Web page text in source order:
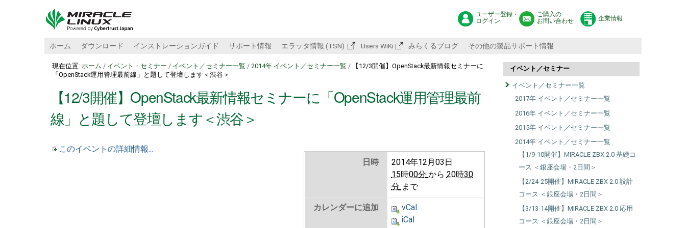
ユーザー登録・
ログイン
ご購入の
お問い合わせ
企業情報
ホーム ダウンロード インストレーションガイド サポート情報 エラッタ情報 (TSN) Users WiKi みらくるブログ その他の製品サポート情報
現在位置: ホーム / イベント・セミナー / イベント／セミナー一覧 / 2014年 イベント／セミナー一覧 /
【12/3開催】OpenStack最新情報セミナーに
「OpenStack運用管理最前線」と題して登壇します＜渋谷＞
【12/3開催】OpenStack最新情報セミナーに「OpenStack運用管理最前
線」と題して登壇します＜渋谷＞
日時
2014年12月03日
15時00分 から 20時30
分 まで
カレンダーに追加
vCal
iCal
このイベントの詳細情報...
イベント／セミナー
イベント／セミナー一覧
2017年 イベント／セミナー一覧
2016年 イベント／セミナー一覧
2015年 イベント／セミナー一覧
2014年 イベント／セミナー一覧
【1/9-10開催】MIRACLE ZBX 2.0 基礎コ
ース ＜銀座会場・2日間＞
【2/24-25開催】MIRACLE ZBX 2.0 設計
コース ＜銀座会場・2日間＞
【3/13-14開催】MIRACLE ZBX 2.0 応用
コース ＜銀座会場・2日間＞